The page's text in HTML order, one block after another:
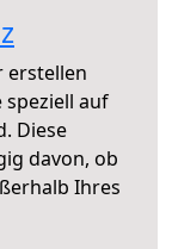
erstellen
auf
Diese
davon, ob
Ihres